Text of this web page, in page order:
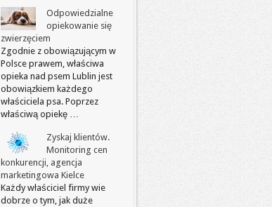
Odpowiedzialne
opiekowanie się
zwierzęciem
Zgodnie z obowiązującym w
Polsce prawem, właściwa
opieka nad psem Lublin jest
obowiązkiem każdego
właściciela psa. Poprzez
właściwą opiekę …
Zyskaj klientów.
Monitoring cen
konkurencji, agencja
marketingowa Kielce
Każdy właściciel firmy wie
dobrze o tym, jak duże